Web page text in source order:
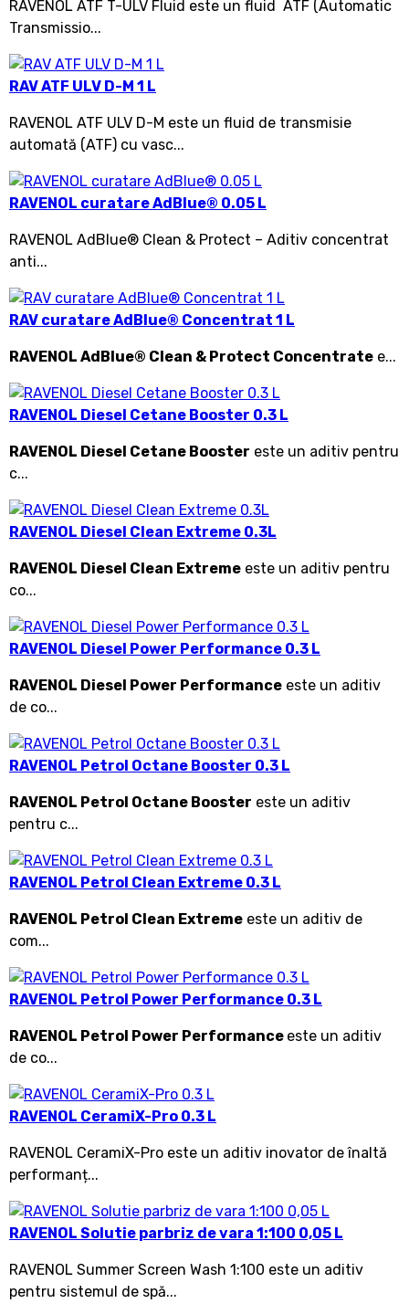
RAVENOL ATF T-ULV Fluid este un fluid ATF (Automatic
Transmissio...
RAV ATF ULV D-M 1 L
RAVENOL ATF ULV D-M este un fluid de transmisie
automată (ATF) cu vasc...
RAVENOL curatare AdBlue® 0.05 L
RAVENOL AdBlue® Clean & Protect – Aditiv concentrat
anti...
RAV curatare AdBlue® Concentrat 1 L
RAVENOL AdBlue® Clean & Protect Concentrate e...
RAVENOL Diesel Cetane Booster 0.3 L
RAVENOL Diesel Cetane Booster este un aditiv pentru
c...
RAVENOL Diesel Clean Extreme 0.3L
RAVENOL Diesel Clean Extreme este un aditiv pentru
co...
RAVENOL Diesel Power Performance 0.3 L
RAVENOL Diesel Power Performance este un aditiv
de co...
RAVENOL Petrol Octane Booster 0.3 L
RAVENOL Petrol Octane Booster este un aditiv
pentru c...
RAVENOL Petrol Clean Extreme 0.3 L
RAVENOL Petrol Clean Extreme este un aditiv de
com...
RAVENOL Petrol Power Performance 0.3 L
RAVENOL Petrol Power Performance este un aditiv
de co...
RAVENOL CeramiX-Pro 0.3 L
RAVENOL CeramiX-Pro este un aditiv inovator de înaltă
performanț...
RAVENOL Solutie parbriz de vara 1:100 0,05 L
RAVENOL Summer Screen Wash 1:100 este un aditiv
pentru sistemul de spă...